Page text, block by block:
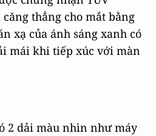
thẳng cho mắt bằng
xạ của ánh sáng xanh có
mái khi tiếp xúc với màn
2 dải màu nhìn như máy